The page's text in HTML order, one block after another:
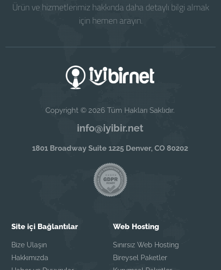
Ürün ve hizmetlerimiz hakkında daha detaylı bilgi almak
için hemen arayın.
Copyright © 2026 Tüm Hakları Saklıdır.
info@iyibir.net
1801 Broadway Suite 1225 Denver, CO 80202
Site içi Bağlantılar
Bize Ulaşın
Hakkımızda
Web Hosting
Sınırsız Web Hosting
Bireysel Paketler